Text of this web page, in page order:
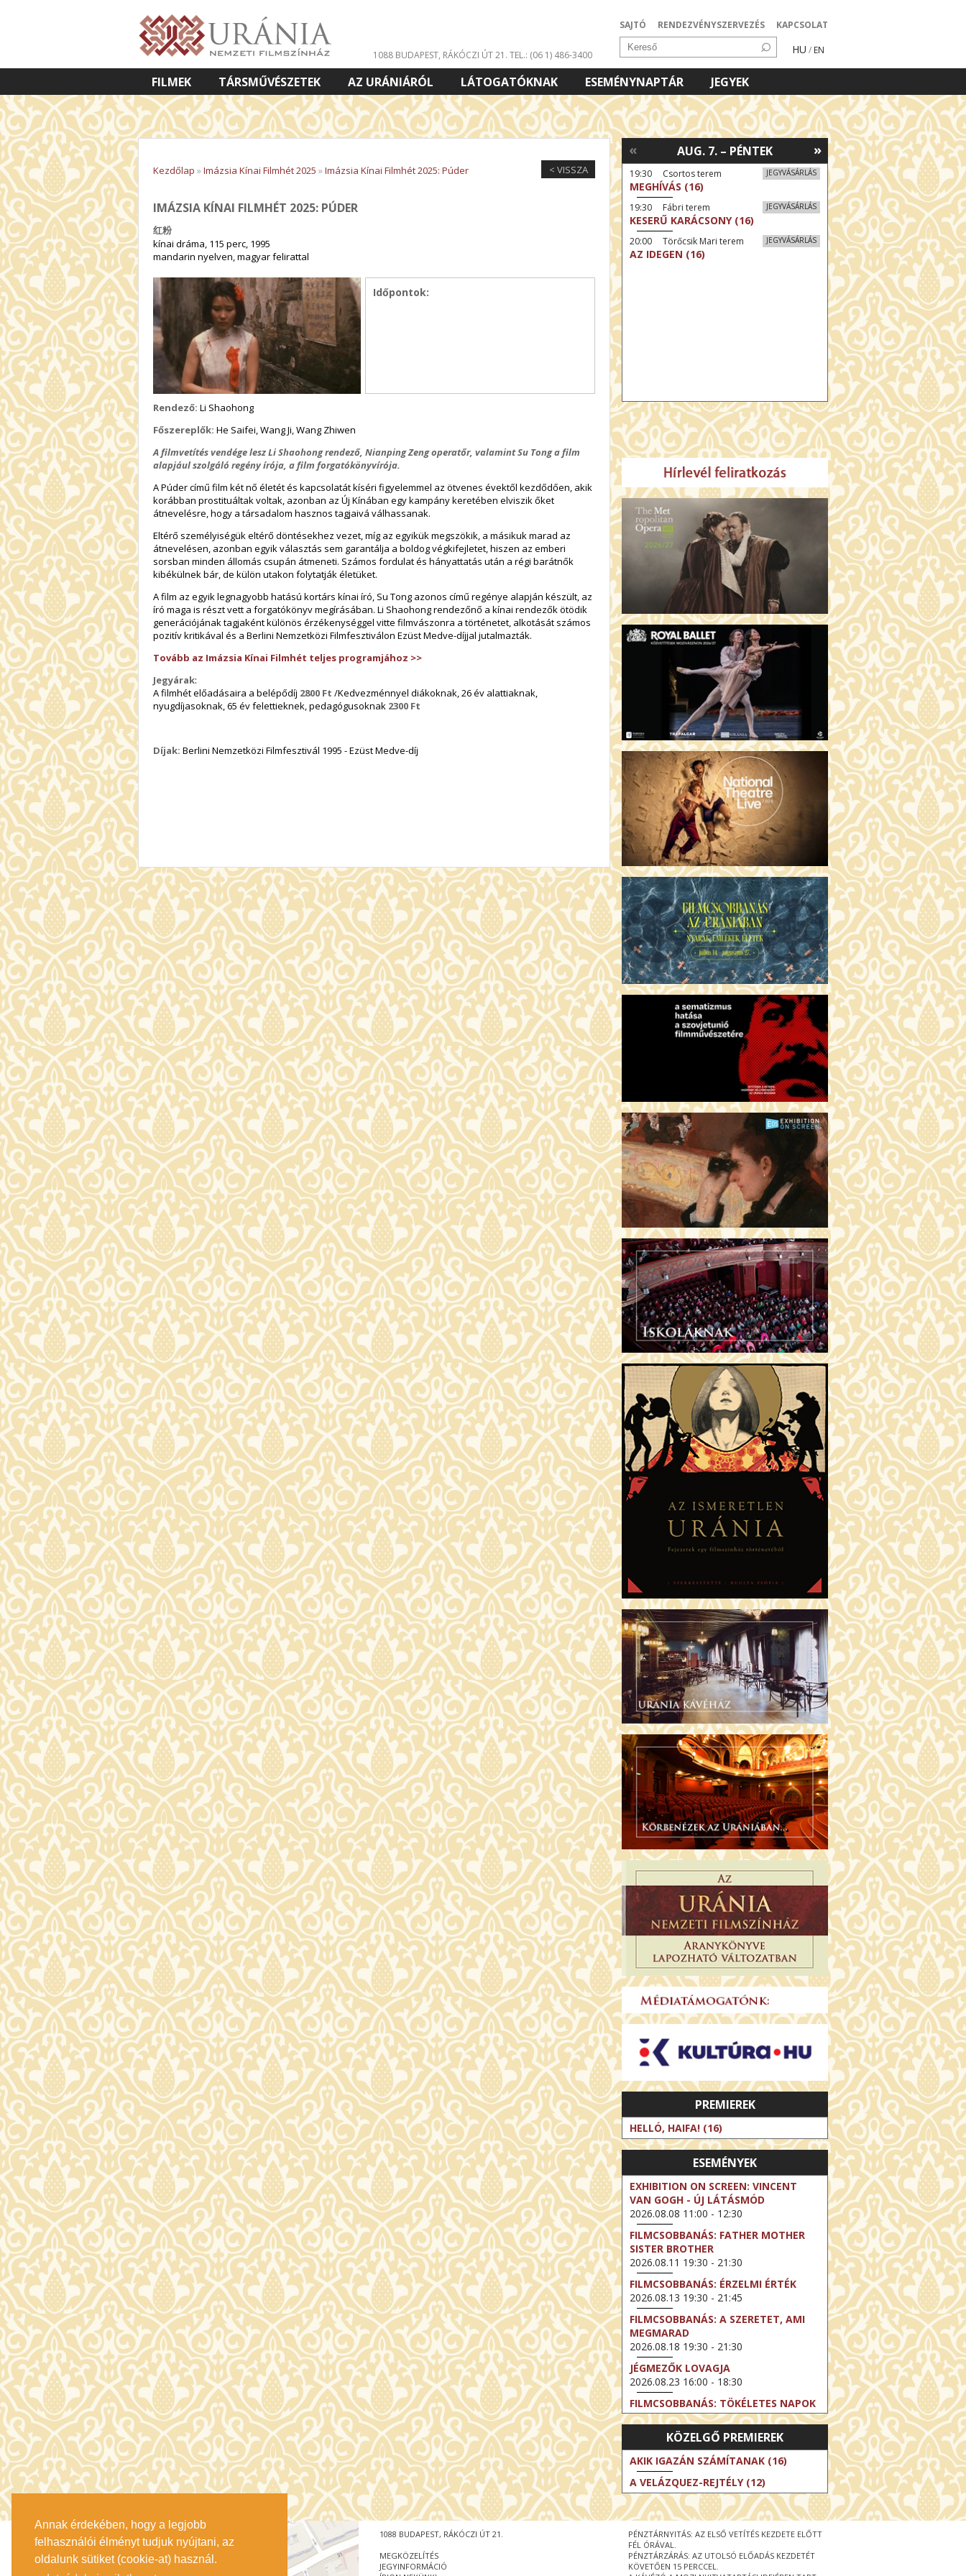
Annak érdekében, hogy a legjobb
felhasználói élményt tudjuk nyújtani, az
oldalunk sütiket (cookie-at) használ.
SAJTÓ RENDEZVÉNYSZERVEZÉS KAPCSOLAT
HU / EN
1088 BUDAPEST, RÁKÓCZI ÚT 21. TEL.: (06 1) 486-3400
FILMEK TÁRSMŰVÉSZETEK AZ URÁNIÁRÓL LÁTOGATÓKNAK ESEMÉNYNAPTÁR
JEGYEK
VETÍTETT KÉPES ELŐADÁSOK
< VISSZA
Kezdőlap »Imázsia Kínai Filmhét 2025 »Imázsia Kínai Filmhét 2025: Púder
IMÁZSIA KÍNAI FILMHÉT 2025: PÚDER
红粉
kínai dráma, 115 perc, 1995
mandarin nyelven, magyar felirattal
Időpontok:
Rendező: Li Shaohong
Főszereplők: He Saifei, Wang Ji, Wang Zhiwen
A filmvetítés vendége lesz Li Shaohong rendező, Nianping Zeng operatőr, valamint Su Tong a film
alapjául szolgáló regény írója, a film forgatókönyvírója.
A Púder című film két nő életét és kapcsolatát kíséri figyelemmel az ötvenes évektől kezdődően, akik
korábban prostituáltak voltak, azonban az Új Kínában egy kampány keretében elviszik őket
átnevelésre, hogy a társadalom hasznos tagjaivá válhassanak.
Eltérő személyiségük eltérő döntésekhez vezet, míg az egyikük megszökik, a másikuk marad az
átnevelésen, azonban egyik választás sem garantálja a boldog végkifejletet, hiszen az emberi
sorsban minden állomás csupán átmeneti. Számos fordulat és hányattatás után a régi barátnők
kibékülnek bár, de külön utakon folytatják életüket.
A film az egyik legnagyobb hatású kortárs kínai író, Su Tong azonos című regénye alapján készült, az
író maga is részt vett a forgatókönyv megírásában. Li Shaohong rendezőnő a kínai rendezők ötödik
generációjának tagjaként különös érzékenységgel vitte filmvászonra a történetet, alkotását számos
pozitív kritikával és a Berlini Nemzetközi Filmfesztiválon Ezüst Medve-díjjal jutalmazták.
Tovább az Imázsia Kínai Filmhét teljes programjához >>
Jegyárak:
A filmhét előadásaira a belépődíj 2800 Ft /Kedvezménnyel diákoknak, 26 év alattiaknak,
nyugdíjasoknak, 65 év felettieknek, pedagógusoknak 2300 Ft
Díjak: Berlini Nemzetközi Filmfesztivál 1995 - Ezüst Medve-díj
»
AUG. 7. – PÉNTEK
«
JEGYVÁSÁRLÁS
19:30 Csortos terem
MEGHÍVÁS (16)
JEGYVÁSÁRLÁS
19:30 Fábri terem
KESERŰ KARÁCSONY (16)
JEGYVÁSÁRLÁS
20:00 Törőcsik Mari terem
AZ IDEGEN (16)
PREMIEREK
HELLÓ, HAIFA! (16)
ESEMÉNYEK
EXHIBITION ON SCREEN: VINCENT
VAN GOGH - ÚJ LÁTÁSMÓD
2026.08.08 11:00 - 12:30
FILMCSOBBANÁS: FATHER MOTHER
SISTER BROTHER
2026.08.11 19:30 - 21:30
FILMCSOBBANÁS: ÉRZELMI ÉRTÉK
2026.08.13 19:30 - 21:45
FILMCSOBBANÁS: A SZERETET, AMI
MEGMARAD
2026.08.18 19:30 - 21:30
JÉGMEZŐK LOVAGJA
2026.08.23 16:00 - 18:30
FILMCSOBBANÁS: TÖKÉLETES NAPOK
2026.08.25 19:30 - 21:45
FILMCSOBBANÁS: IFJÚSÁG
2026.08.27 19:30 - 21:30
EXHIBITION ON SCREEN: VINCENT
VAN GOGH - ÚJ LÁTÁSMÓD
2026.08.30 11:00 - 12:30
NT LIVE / DAVID IRELAND: THE FIFTH
STEP
2026.09.01 19:00 - 21:00
BERLIN ELESTE
KÖZELGŐ PREMIEREK
AKIK IGAZÁN SZÁMÍTANAK (16)
A VELÁZQUEZ-REJTÉLY (12)
PÉNZTÁRNYITÁS: AZ ELSŐ VETÍTÉS KEZDETE ELŐTT
FÉL ÓRÁVAL.
PÉNZTÁRZÁRÁS: AZ UTOLSÓ ELŐADÁS KEZDETÉT
KÖVETŐEN 15 PERCCEL.
1088 BUDAPEST, RÁKÓCZI ÚT 21.
MEGKÖZELÍTÉS
JEGYINFORMÁCIÓ